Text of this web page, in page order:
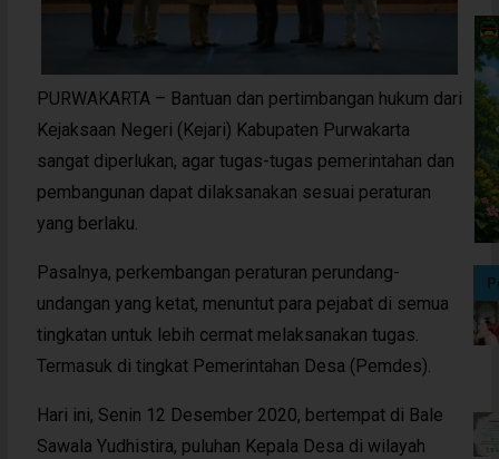
PURWAKARTA – Bantuan dan pertimbangan hukum dari
Kejaksaan Negeri (Kejari) Kabupaten Purwakarta
sangat diperlukan, agar tugas-tugas pemerintahan dan
pembangunan dapat dilaksanakan sesuai peraturan
yang berlaku.
Pasalnya, perkembangan peraturan perundang-
undangan yang ketat, menuntut para pejabat di semua
tingkatan untuk lebih cermat melaksanakan tugas.
Termasuk di tingkat Pemerintahan Desa (Pemdes).
Hari ini, Senin 12 Desember 2020, bertempat di Bale
Sawala Yudhistira, puluhan Kepala Desa di wilayah